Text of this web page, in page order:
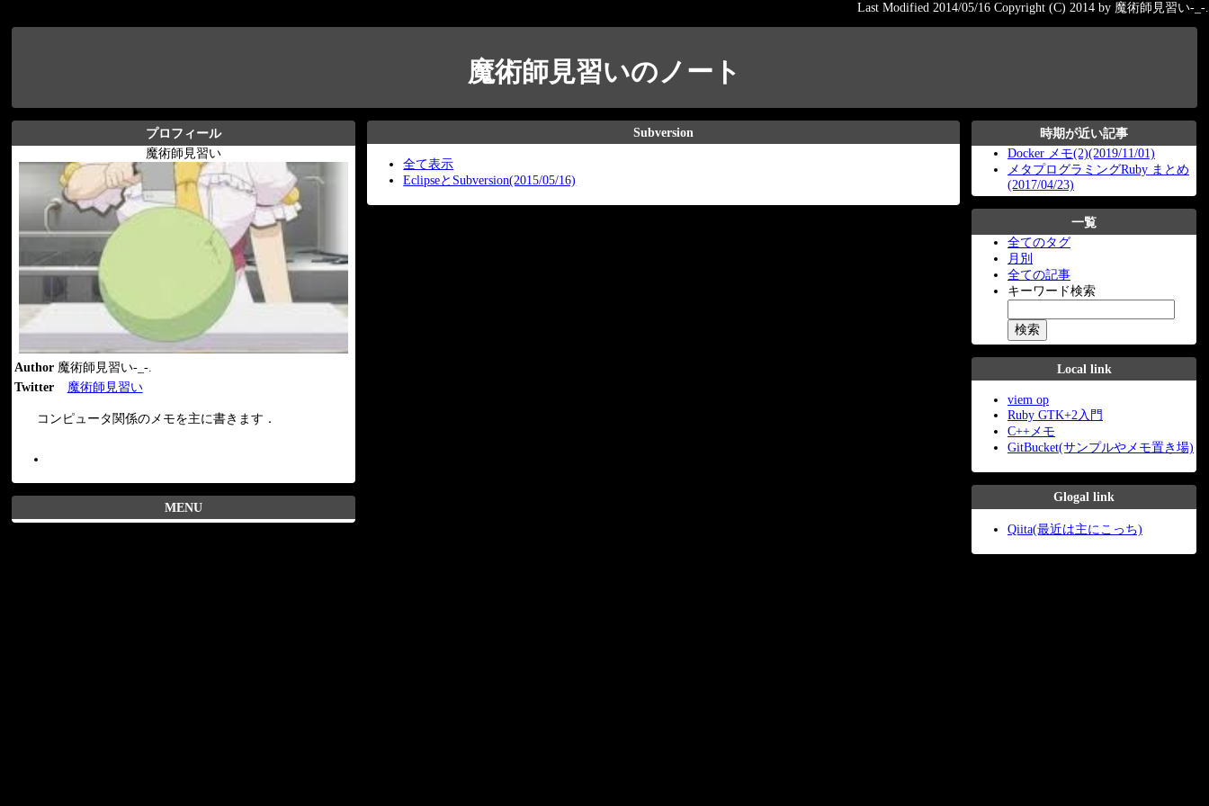
魔術師見習いのノート
プロフィール
魔術師見習い
Author 魔術師見習い-_-.
Twitter
魔術師見習い
コンピュータ関係のメモを主に書きます．
MENU
Subversion
全て表示
EclipseとSubversion(2015/05/16)
時期が近い記事
Docker メモ(2)(2019/11/01)
メタプログラミングRuby まとめ
(2017/04/23)
一覧
全てのタグ
月別
全ての記事
キーワード検索
Local link
viem op
Ruby GTK+2入門
C++メモ
GitBucket(サンプルやメモ置き場)
Glogal link
Qiita(最近は主にこっち)
Last Modified 2014/05/16 Copyright (C) 2014 by 魔術師見習い-_-.